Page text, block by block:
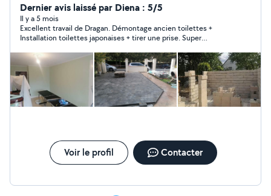
pose de Ba13, isolation et également des travaux de
maçonnerie.
Dernier avis laissé par Diena : 5/5
Il y a 5 mois
Excellent travail de Dragan. Démontage ancien toilettes +
Installation toilettes japonaises + tirer une prise. Super
et donnes des bons conseils en amont et pendant les travaux.
Je vais refaire appel à lui. Il est excellent. Je vous le
recommande vivement. Très honnête, patient et soigneux.
Voir le profil Contacter